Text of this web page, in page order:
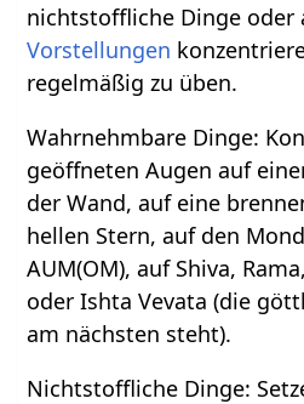
nichtstoffliche Dinge oder
Vorstellungen
regelmäßig zu üben.
Wahrnehmbare Dinge:
geöffneten Augen auf
der Wand, auf eine
hellen Stern, auf den
AUM(OM), auf Shiva,
oder Ishta Vevata (die
am nächsten steht).
Nichtstoffliche Dinge: